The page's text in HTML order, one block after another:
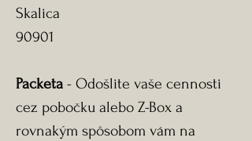
Skalica
90901
Packeta - Odošlite vaše cennosti
cez pobočku alebo Z-Box a
rovnakým spôsobom vám na